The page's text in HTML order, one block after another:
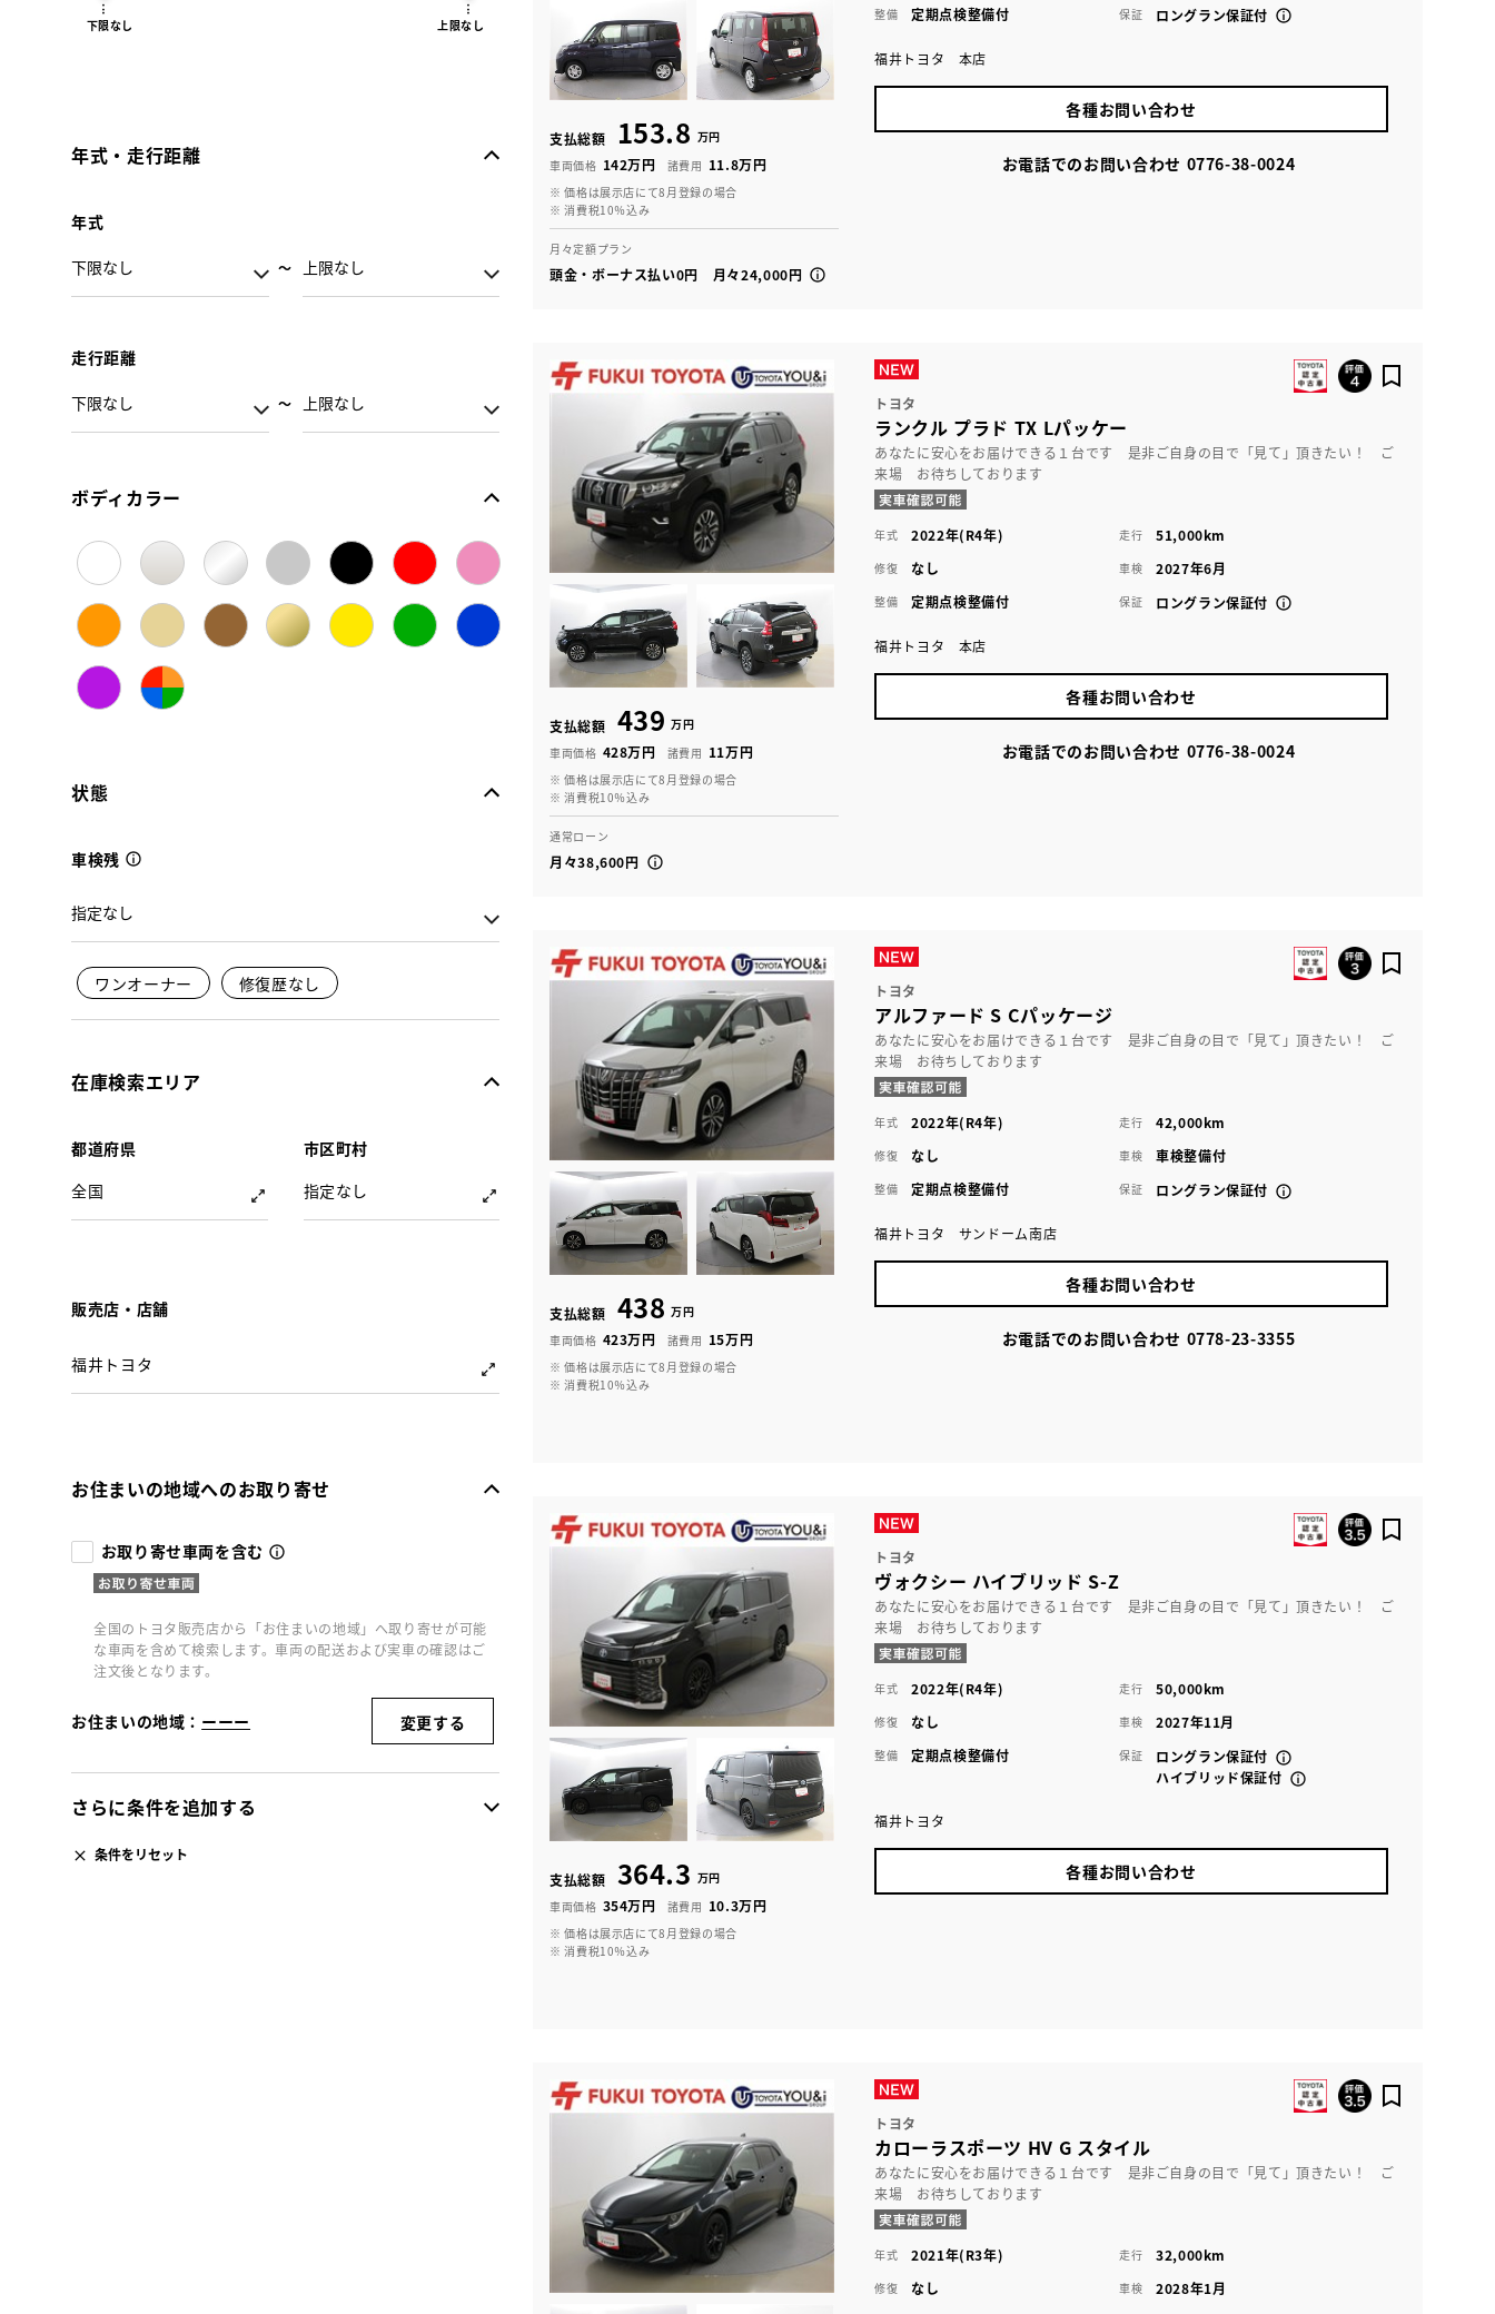
下限なし 上限なし
年式・走行距離
年式
走行距離
ボディカラー
状態
車検残
ワンオーナー 修復歴なし
在庫検索エリア
都道府県
全国
市区町村
指定なし
販売店・店舗
福井トヨタ
お住まいの地域へのお取り寄せ
お取り寄せ車両を含む
全国のトヨタ販売店から「お住まいの地域」へ取り寄せが可能
な車両を含めて検索します。車両の配送および実車の確認はご
注文後となります。
お住まいの地域： ーーー 変更する
さらに条件を追加する
条件をリセット
支払総額 153.8 万円
車両価格 142万円 諸費用 11.8万円
※ 価格は展示店にて8月登録の場合
※ 消費税10％込み
月々定額プラン
頭金・ボーナス払い0円 月々24,000円
整備 定期点検整備付 保証 ロングラン保証付
福井トヨタ 本店
各種お問い合わせ
お電話でのお問い合わせ 0776-38-0024
支払総額 439 万円
車両価格 428万円 諸費用 11万円
※ 価格は展示店にて8月登録の場合
※ 消費税10％込み
通常ローン
月々38,600円
トヨタ
ランクル プラド TX Lパッケー
あなたに安心をお届けできる１台です 是非ご自身の目で「見て」頂きたい！ ご
来場 お待ちしております
年式 2022年(R4年) 走行 51,000km
修復 なし 車検 2027年6月
整備 定期点検整備付 保証 ロングラン保証付
福井トヨタ 本店
各種お問い合わせ
お電話でのお問い合わせ 0776-38-0024
支払総額 438 万円
車両価格 423万円 諸費用 15万円
※ 価格は展示店にて8月登録の場合
※ 消費税10％込み
トヨタ
アルファード S Cパッケージ
あなたに安心をお届けできる１台です 是非ご自身の目で「見て」頂きたい！ ご
来場 お待ちしております
年式 2022年(R4年) 走行 42,000km
修復 なし 車検 車検整備付
整備 定期点検整備付 保証 ロングラン保証付
福井トヨタ サンドーム南店
各種お問い合わせ
お電話でのお問い合わせ 0778-23-3355
支払総額 364.3 万円
車両価格 354万円 諸費用 10.3万円
※ 価格は展示店にて8月登録の場合
※ 消費税10％込み
トヨタ
ヴォクシー ハイブリッド S-Z
あなたに安心をお届けできる１台です 是非ご自身の目で「見て」頂きたい！ ご
来場 お待ちしております
年式 2022年(R4年) 走行 50,000km
修復 なし 車検 2027年11月
整備 定期点検整備付 保証
ロングラン保証付
ハイブリッド保証付
福井トヨタ
各種お問い合わせ
トヨタ
カローラスポーツ HV G スタイル
あなたに安心をお届けできる１台です 是非ご自身の目で「見て」頂きたい！ ご
来場 お待ちしております
年式 2021年(R3年) 走行 32,000km
修復 なし 車検 2028年1月